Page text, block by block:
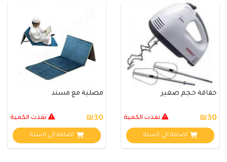
خفاقة حجم صغير
₪30 نفذت الكمية
اضافة الي السلة
مصلية مع مسند
₪30 نفذت الكمية
اضافة الي السلة